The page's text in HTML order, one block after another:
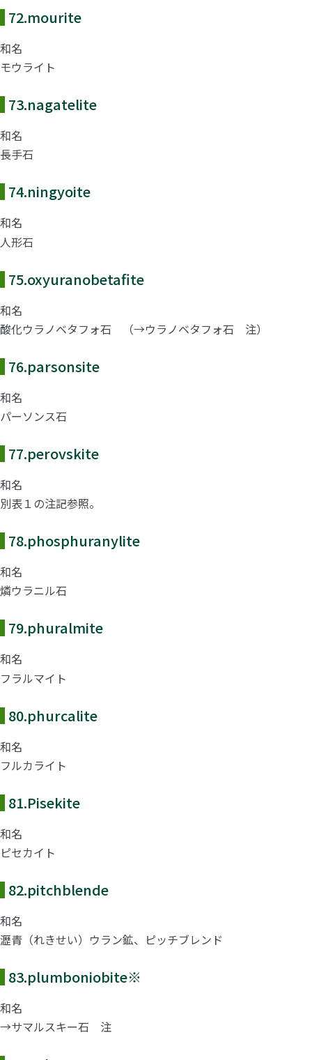
72.mourite
和名
モウライト
73.nagatelite
和名
長手石
74.ningyoite
和名
人形石
75.oxyuranobetafite
和名
酸化ウラノベタフォ石 （→ウラノベタフォ石 注）
76.parsonsite
和名
パーソンス石
77.perovskite
和名
別表１の注記参照。
78.phosphuranylite
和名
燐ウラニル石
79.phuralmite
和名
フラルマイト
80.phurcalite
和名
フルカライト
81.Pisekite
和名
ピセカイト
82.pitchblende
和名
瀝青（れきせい）ウラン鉱、ピッチブレンド
83.plumboniobite※
和名
→サマルスキー石 注